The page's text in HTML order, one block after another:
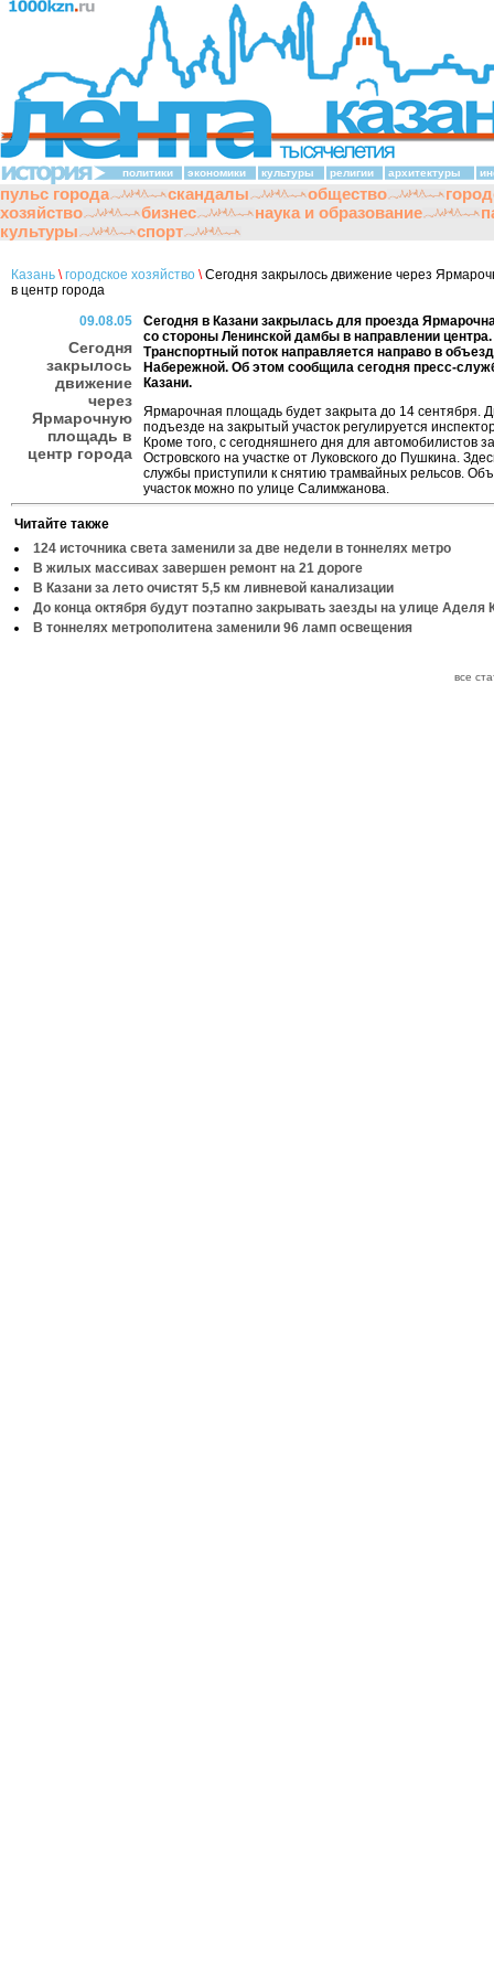
политики экономики культуры религии архитектуры
пульс города скандалы общество
хозяйство
бизнес наука и образование
культуры
спорт
Казань \ городское хозяйство \Сегодня закрылось движение через
в центр города
09.08.05
Сегодня
закрылось
движение
через
Ярмарочную
площадь в
центр города
Сегодня в Казани закрылась для проезда
со стороны Ленинской дамбы в направлении центра.
Транспортный поток направляется направо в
Набережной. Об этом сообщила сегодня пресс-
Казани.
Ярмарочная площадь будет закрыта до 14 сентября.
подъезде на закрытый участок регулируется
Кроме того, с сегодняшнего дня для автомобилистов
Островского на участке от Луковского до Пушкина.
службы приступили к снятию трамвайных рельсов.
участок можно по улице Салимжанова.
Читайте также
124 источника света заменили за две недели в тоннелях метро
В жилых массивах завершен ремонт на 21 дороге
В Казани за лето очистят 5,5 км ливневой канализации
До конца октября будут поэтапно закрывать заезды на улице Аделя
В тоннелях метрополитена заменили 96 ламп освещения
все